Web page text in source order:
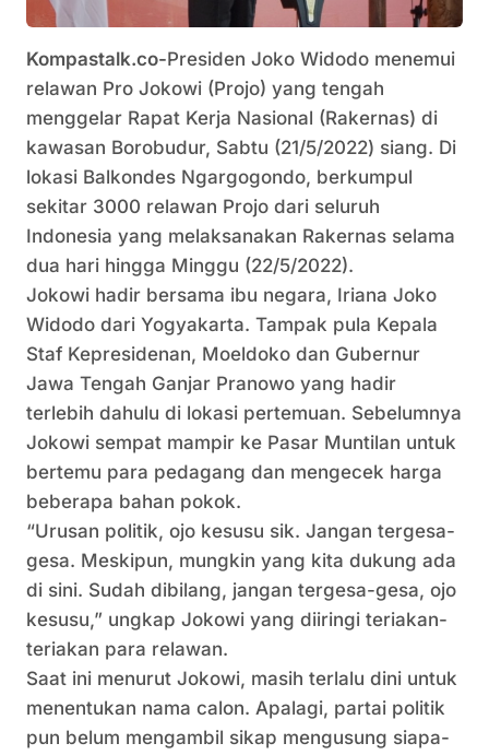
Kompastalk.co-Presiden Joko Widodo menemui
relawan Pro Jokowi (Projo) yang tengah
menggelar Rapat Kerja Nasional (Rakernas) di
kawasan Borobudur, Sabtu (21/5/2022) siang. Di
lokasi Balkondes Ngargogondo, berkumpul
sekitar 3000 relawan Projo dari seluruh
Indonesia yang melaksanakan Rakernas selama
dua hari hingga Minggu (22/5/2022).
Jokowi hadir bersama ibu negara, Iriana Joko
Widodo dari Yogyakarta. Tampak pula Kepala
Staf Kepresidenan, Moeldoko dan Gubernur
Jawa Tengah Ganjar Pranowo yang hadir
terlebih dahulu di lokasi pertemuan. Sebelumnya
Jokowi sempat mampir ke Pasar Muntilan untuk
bertemu para pedagang dan mengecek harga
beberapa bahan pokok.
“Urusan politik, ojo kesusu sik. Jangan tergesa-
gesa. Meskipun, mungkin yang kita dukung ada
di sini. Sudah dibilang, jangan tergesa-gesa, ojo
kesusu,” ungkap Jokowi yang diiringi teriakan-
teriakan para relawan.
Saat ini menurut Jokowi, masih terlalu dini untuk
menentukan nama calon. Apalagi, partai politik
pun belum mengambil sikap mengusung siapa-